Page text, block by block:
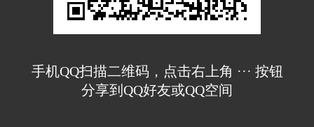
手机QQ扫描二维码，点击右上角 ··· 按钮
分享到QQ好友或QQ空间